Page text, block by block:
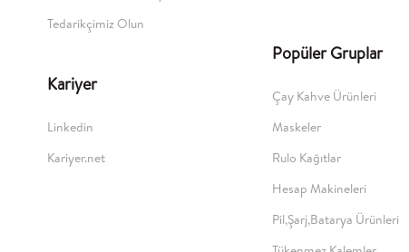
Tedarikçimiz Olun
Kariyer
Linkedin
Kariyer.net
Popüler Gruplar
Çay Kahve Ürünleri
Maskeler
Rulo Kağıtlar
Hesap Makineleri
Pil,Şarj,Batarya Ürünleri